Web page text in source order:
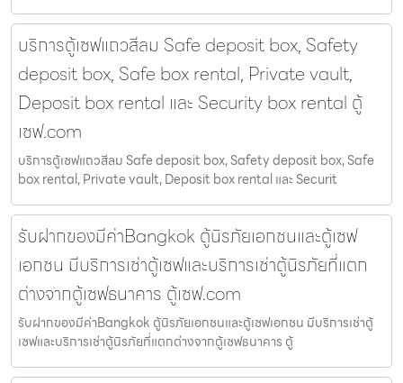
บริการตู้เซฟแถวสีลม Safe deposit box, Safety
deposit box, Safe box rental, Private vault,
Deposit box rental และ Security box rental ตู้
เซฟ.com
บริการตู้เซฟแถวสีลม Safe deposit box, Safety deposit box, Safe
box rental, Private vault, Deposit box rental และ Securit
รับฝากของมีค่าBangkok ตู้นิรภัยเอกชนและตู้เซฟ
เอกชน มีบริการเช่าตู้เซฟและบริการเช่าตู้นิรภัยที่แตก
ต่างจากตู้เซฟธนาคาร ตู้เซฟ.com
รับฝากของมีค่าBangkok ตู้นิรภัยเอกชนและตู้เซฟเอกชน มีบริการเช่าตู้
เซฟและบริการเช่าตู้นิรภัยที่แตกต่างจากตู้เซฟธนาคาร ตู้